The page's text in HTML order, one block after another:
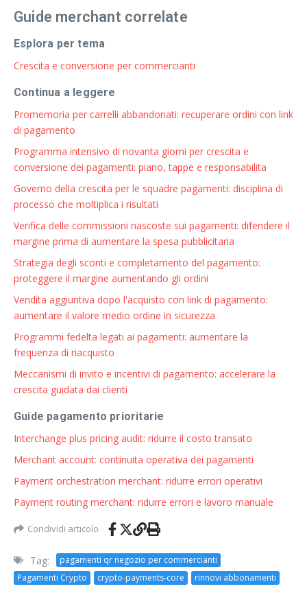
Guide merchant correlate
Esplora per tema
Crescita e conversione per commercianti
Continua a leggere
Promemoria per carrelli abbandonati: recuperare ordini con link
di pagamento
Programma intensivo di novanta giorni per crescita e
conversione dei pagamenti: piano, tappe e responsabilita
Governo della crescita per le squadre pagamenti: disciplina di
processo che moltiplica i risultati
Verifica delle commissioni nascoste sui pagamenti: difendere il
margine prima di aumentare la spesa pubblicitaria
Strategia degli sconti e completamento del pagamento:
proteggere il margine aumentando gli ordini
Vendita aggiuntiva dopo l'acquisto con link di pagamento:
aumentare il valore medio ordine in sicurezza
Programmi fedelta legati ai pagamenti: aumentare la
frequenza di riacquisto
Meccanismi di invito e incentivi di pagamento: accelerare la
crescita guidata dai clienti
Guide pagamento prioritarie
Interchange plus pricing audit: ridurre il costo transato
Merchant account: continuita operativa dei pagamenti
Payment orchestration merchant: ridurre errori operativi
Payment routing merchant: ridurre errori e lavoro manuale
Condividi articolo
Tag:
pagamenti qr negozio per commercianti
Pagamenti Crypto
crypto-payments-core rinnovi abbonamenti